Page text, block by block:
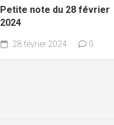
Petite note du 28 février
2024
28 février 2024 0